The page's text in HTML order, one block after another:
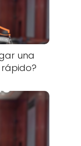
una
rápido?